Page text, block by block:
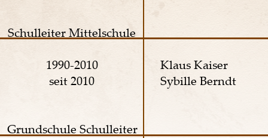
Schulleiter Mittelschule
1990-2010
seit 2010
Grundschule Schulleiter
Klaus Kaiser
Sybille Berndt